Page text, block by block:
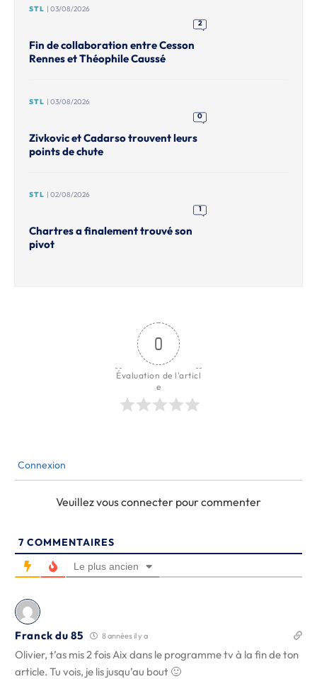
STL | 03/08/2026
2
Fin de collaboration entre Cesson
Rennes et Théophile Caussé
STL | 03/08/2026
0
Zivkovic et Cadarso trouvent leurs
points de chute
STL | 02/08/2026
1
Chartres a finalement trouvé son
pivot
0
Évaluation de l'articl
e
Connexion
Veuillez vous connecter pour commenter
7 COMMENTAIRES
Le plus ancien
Franck du 85 8 années il y a
Olivier, t’as mis 2 fois Aix dans le programme tv à la fin de ton
article. Tu vois, je lis jusqu’au bout 🙂